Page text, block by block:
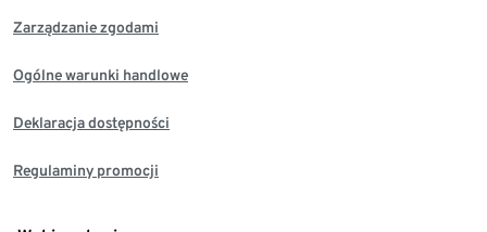
Zarządzanie zgodami
Ogólne warunki handlowe
Deklaracja dostępności
Regulaminy promocji